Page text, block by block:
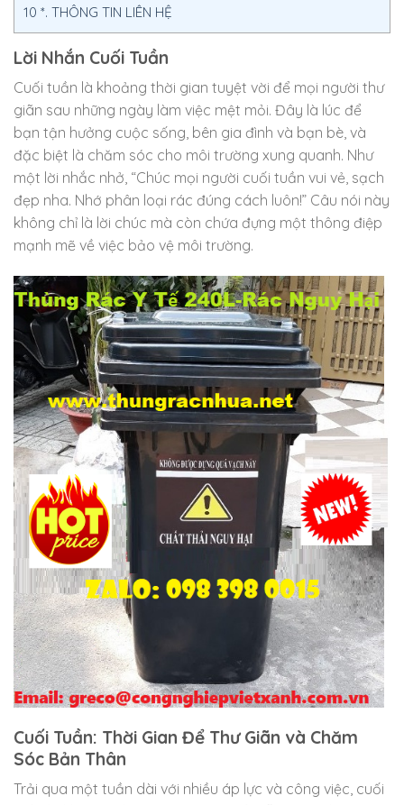
10 *. THÔNG TIN LIÊN HỆ
Lời Nhắn Cuối Tuần
Cuối tuần là khoảng thời gian tuyệt vời để mọi người thư
giãn sau những ngày làm việc mệt mỏi. Đây là lúc để
bạn tận hưởng cuộc sống, bên gia đình và bạn bè, và
đặc biệt là chăm sóc cho môi trường xung quanh. Như
một lời nhắc nhở, “Chúc mọi người cuối tuần vui vẻ, sạch
đẹp nha. Nhớ phân loại rác đúng cách luôn!” Câu nói này
không chỉ là lời chúc mà còn chứa đựng một thông điệp
mạnh mẽ về việc bảo vệ môi trường.
Cuối Tuần: Thời Gian Để Thư Giãn và Chăm
Sóc Bản Thân
Trải qua một tuần dài với nhiều áp lực và công việc, cuối